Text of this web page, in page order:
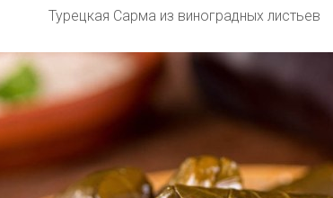
Турецкая Сарма из виноградных листьев